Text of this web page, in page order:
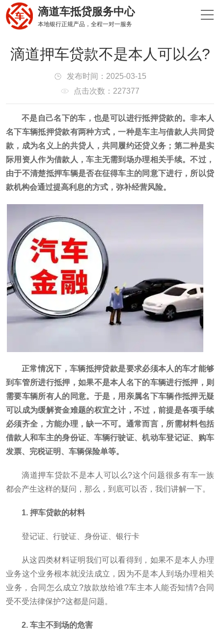
滴道车抵贷服务中心
本地银行正规产品，全程一对一服务
滴道押车贷款不是本人可以么?
发布时间：2025-03-15
点击次数：227377
不是自己名下的车，也是可以进行抵押贷款的。非本人
名下车辆抵押贷款有两种方式，一种是车主与借款人共同贷
款，成为名义上的共贷人，共同履约还贷义务；第二种是实
际用资人作为借款人，车主无需到场办理相关手续。不过，
由于不清楚抵押车辆是否在征得车主的同意下进行，所以贷
款机构会通过提高利息的方式，弥补经营风险。
正常情况下，车辆抵押贷款是要求必须本人的车才能够
到车管所进行抵押，如果不是本人名下的车辆进行抵押，则
需要车辆所有人的同意。于是，用亲属名下车辆作抵押无疑
可以成为缓解资金难题的权宜之计，不过，前提是各项手续
必须齐全，方能办理，缺一不可。通常而言，所需材料包括
借款人和车主的身份证、车辆行驶证、机动车登记证、购车
发票、完税证明、车辆保险单等。
滴道押车贷款不是本人可以么?这个问题很多有车一族
都会产生这样的疑问，那么，到底可以否，我们讲解一下。
1. 押车贷款的材料
登记证、行驶证、身份证、银行卡
从这四类材料证明我们可以看得到，如果不是本人办理
业务这个业务根本就没法成立，因为不是本人到场办理相关
业务，合同怎么成立?放款放给谁?车主本人能否知情?合同
受不受法律保护?这都是问题。
2. 车主不到场的危害